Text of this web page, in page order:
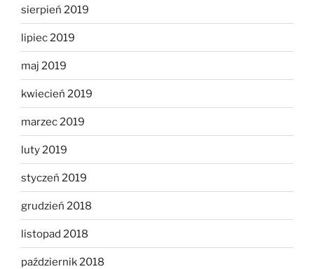
sierpień 2019
lipiec 2019
maj 2019
kwiecień 2019
marzec 2019
luty 2019
styczeń 2019
grudzień 2018
listopad 2018
październik 2018